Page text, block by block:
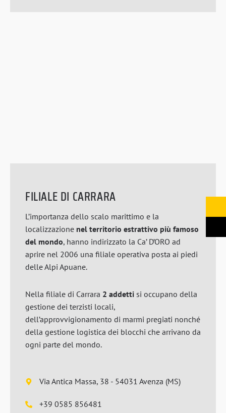
FILIALE DI CARRARA
L’importanza dello scalo marittimo e la
localizzazione nel territorio estrattivo più famoso
del mondo, hanno indirizzato la Ca’ D’ORO ad
aprire nel 2006 una filiale operativa posta ai piedi
delle Alpi Apuane.
Nella filiale di Carrara 2 addetti si occupano della
gestione dei terzisti locali,
dell’approvvigionamento di marmi pregiati nonché
della gestione logistica dei blocchi che arrivano da
ogni parte del mondo.
Via Antica Massa, 38 - 54031 Avenza (MS)
+39 0585 856481